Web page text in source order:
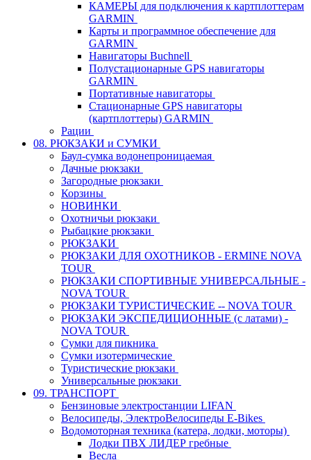
КАМЕРЫ для подключения к картплоттерам
GARMIN
Карты и программное обеспечение для
GARMIN
Навигаторы Buchnell
Полустационарные GPS навигаторы
GARMIN
Портативные навигаторы
Стационарные GPS навигаторы
(картплоттеры) GARMIN
Рации
08. РЮКЗАКИ и СУМКИ
Баул-сумка водонепроницаемая
Дачные рюкзаки
Загородные рюкзаки
Корзины
НОВИНКИ
Охотничьи рюкзаки
Рыбацкие рюкзаки
РЮКЗАКИ
РЮКЗАКИ ДЛЯ ОХОТНИКОВ - ERMINE NOVA
TOUR
РЮКЗАКИ СПОРТИВНЫЕ УНИВЕРСАЛЬНЫЕ -
NOVA TOUR
РЮКЗАКИ ТУРИСТИЧЕСКИЕ -- NOVA TOUR
РЮКЗАКИ ЭКСПЕДИЦИОННЫЕ (с латами) -
NOVA TOUR
Сумки для пикника
Сумки изотермические
Туристические рюкзаки
Универсальные рюкзаки
09. ТРАНСПОРТ
Бензиновые электростанции LIFAN
Велосипеды, ЭлектроВелосипеды E-Bikes
Водомоторная техника (катера, лодки, моторы)
Лодки ПВХ ЛИДЕР гребные
Весла